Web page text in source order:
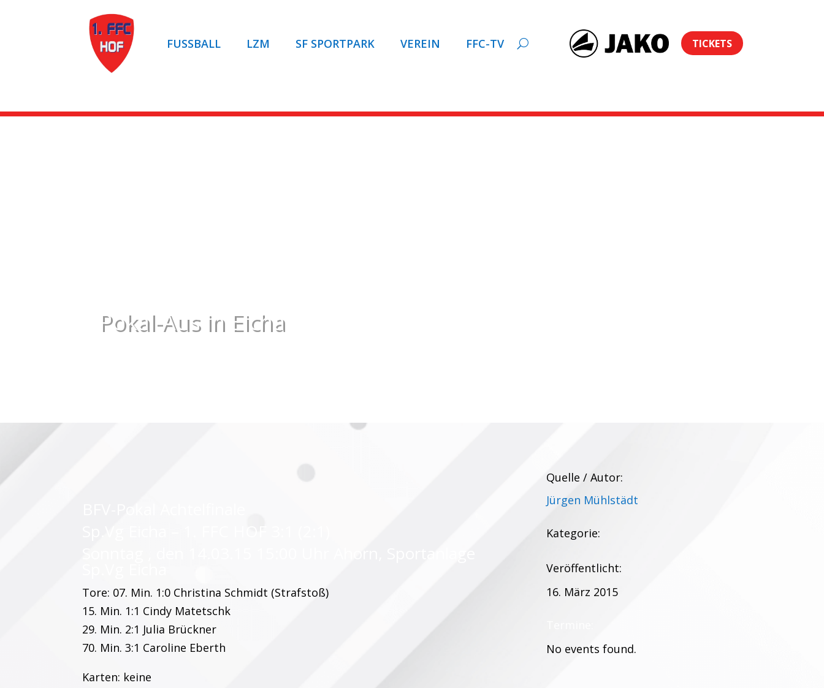
FUSSBALL LZM SF SPORTPARK VEREIN FFC-TV TICKETS
Pokal-Aus in Eicha
Tore: 07. Min. 1:0 Christina Schmidt (Strafstoß)
15. Min. 1:1 Cindy Matetschk
29. Min. 2:1 Julia Brückner
70. Min. 3:1 Caroline Eberth
Karten: keine
Quelle / Autor:
Jürgen Mühlstädt
Kategorie:
Veröffentlicht:
16. März 2015
No events found.